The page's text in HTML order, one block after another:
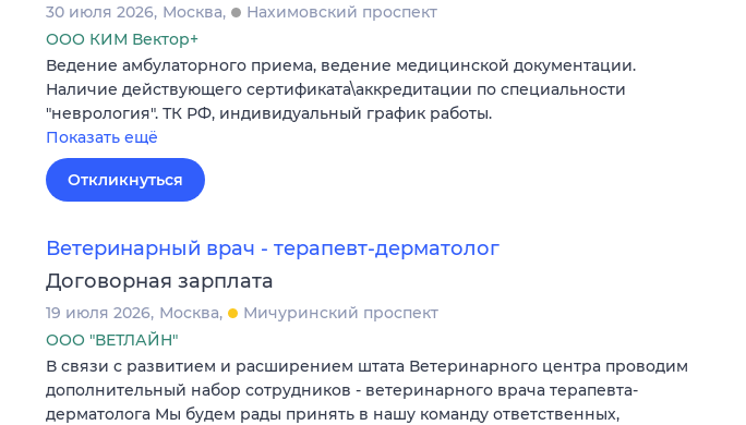
30 июля 2026 Москва
Нахимовский проспект
ООО КИМ Вектор+
Ведение амбулаторного приема, ведение медицинской документации.
Наличие действующего сертификата\аккредитации по специальности
"неврология". ТК РФ, индивидуальный график работы.
Показать ещё
Откликнуться
Ветеринарный врач - терапевт-дерматолог
Договорная зарплата
19 июля 2026 Москва
Мичуринский проспект
ООО "ВЕТЛАЙН"
В связи с развитием и расширением штата Ветеринарного центра проводим
дополнительный набор сотрудников - ветеринарного врача терапевта-
дерматолога Мы будем рады принять в нашу команду ответственных,